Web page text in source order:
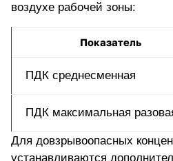
воздухе рабочей зоны:
Показатель
ПДК среднесменная
ПДК максимальная
Для довзрывоопасных
устанавливаются